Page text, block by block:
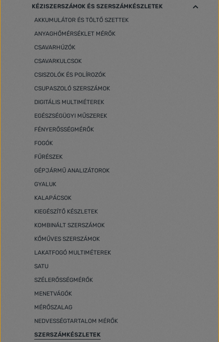
KÉZISZERSZÁMOK ÉS SZERSZÁMKÉSZLETEK
AKKUMULÁTOR ÉS TÖLTŐ SZETTEK
ANYAGHŐMÉRSÉKLET MÉRŐK
CSAVARHÚZÓK
CSAVARKULCSOK
CSISZOLÓK ÉS POLÍROZÓK
CSUPASZOLÓ SZERSZÁMOK
DIGITÁLIS MULTIMÉTEREK
EGÉSZSÉGÜGYI MŰSZEREK
FÉNYERŐSSÉGMÉRŐK
FOGÓK
FŰRÉSZEK
GÉPJÁRMŰ ANALIZÁTOROK
GYALUK
KALAPÁCSOK
KIEGÉSZÍTŐ KÉSZLETEK
KOMBINÁLT SZERSZÁMOK
KŐMŰVES SZERSZÁMOK
LAKATFOGÓ MULTIMÉTEREK
SATU
SZÉLERŐSSÉGMÉRŐK
MENETVÁGÓK
MÉRŐSZALAG
NEDVESSÉGTARTALOM MÉRŐK
SZERSZÁMKÉSZLETEK